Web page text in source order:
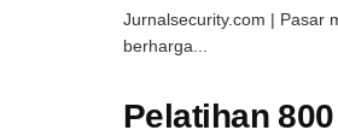
Jurnalsecurity.com | Pasar
berharga...
Pelatihan